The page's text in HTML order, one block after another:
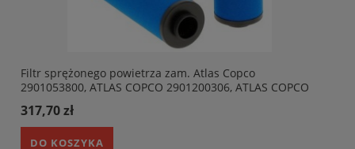
Filtr sprężonego powietrza zam. Atlas Copco
2901053800, ATLAS COPCO 2901200306, ATLAS COPCO
317,70 zł
DO KOSZYKA